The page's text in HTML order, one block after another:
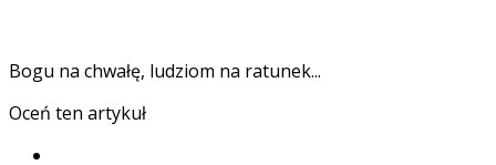
Bogu na chwałę, ludziom na ratunek...
Oceń ten artykuł